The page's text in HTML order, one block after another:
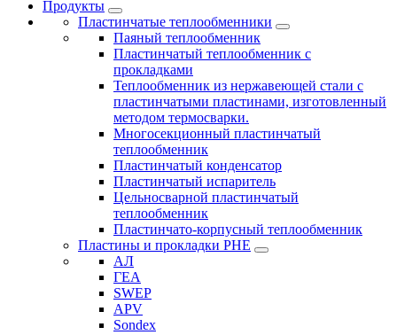
Продукты
Пластинчатые теплообменники
Паяный теплообменник
Пластинчатый теплообменник с
прокладками
Теплообменник из нержавеющей стали с
пластинчатыми пластинами, изготовленный
методом термосварки.
Многосекционный пластинчатый
теплообменник
Пластинчатый конденсатор
Пластинчатый испаритель
Цельносварной пластинчатый
теплообменник
Пластинчато-корпусный теплообменник
Пластины и прокладки PHE
АЛ
ГЕА
SWEP
APV
Sondex